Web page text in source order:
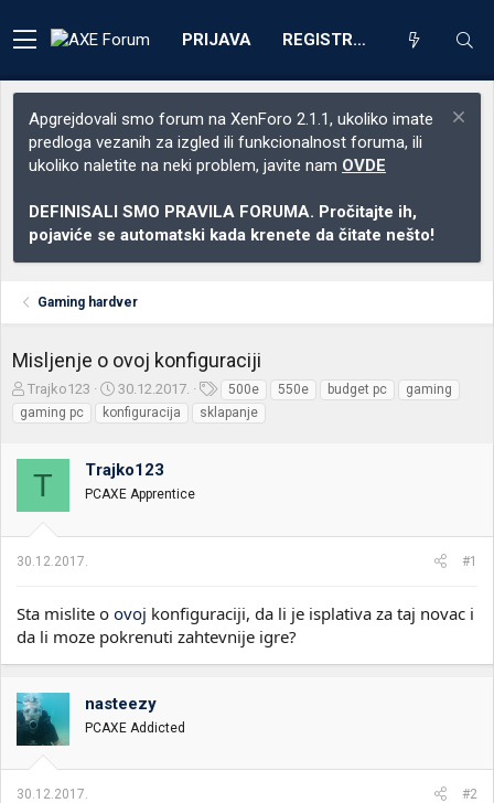
PRIJAVA REGISTRACIJA
Apgrejdovali smo forum na XenForo 2.1.1, ukoliko imate
predloga vezanih za izgled ili funkcionalnost foruma, ili
ukoliko naletite na neki problem, javite nam OVDE
DEFINISALI SMO PRAVILA FORUMA. Pročitajte ih,
pojaviće se automatski kada krenete da čitate nešto!
Gaming hardver
Misljenje o ovoj konfiguraciji
Z
a
č
e
e
Trajko123
D
a
t
m
p
j
a
30.12.2017.
O
z
n
500e 550e budget pc
gaming
gaming pc
konfiguracija sklapanje
T Trajko123
PCAXE Apprentice
30.12.2017. #1
Sta mislite o ovoj konfiguraciji, da li je isplativa za taj novac i
da li moze pokrenuti zahtevnije igre?
nasteezy
PCAXE Addicted
30.12.2017. #2